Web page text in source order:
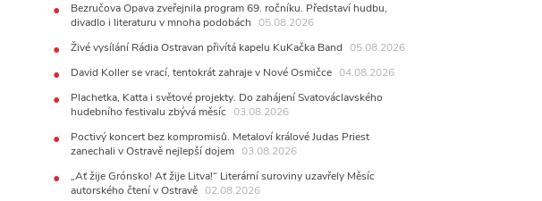
27.07.2026
20:44
Zemřela ostravská baletka Vlasta Pavelcová, držitelka
10:06
Ladná Čeladná nabídne Olympic, Langerovou i
Kirschner, návštěvníci nově zaplatí už jen pomocí čipů
24.07.2026
17:06
Zpěvačka Tanja vydala nové EP Plamen VIDEO
10:02
Kapela Midnight v Rádiu Ostravan: Od minulého roku
jsme upgradovali naši show AUDIO
Bezručova Opava zveřejnila program 69. ročníku. Představí hudbu,
divadlo i literaturu v mnoha podobách 05.08.2026
Živé vysílání Rádia Ostravan přivítá kapelu KuKačka Band 05.08.2026
David Koller se vrací, tentokrát zahraje v Nové Osmičce 04.08.2026
Plachetka, Katta i světové projekty. Do zahájení Svatováclavského
hudebního festivalu zbývá měsíc 03.08.2026
Poctivý koncert bez kompromisů. Metaloví králové Judas Priest
zanechali v Ostravě nejlepší dojem 03.08.2026
„Ať žije Grónsko! Ať žije Litva!“ Literární suroviny uzavřely Měsíc
autorského čtení v Ostravě 02.08.2026